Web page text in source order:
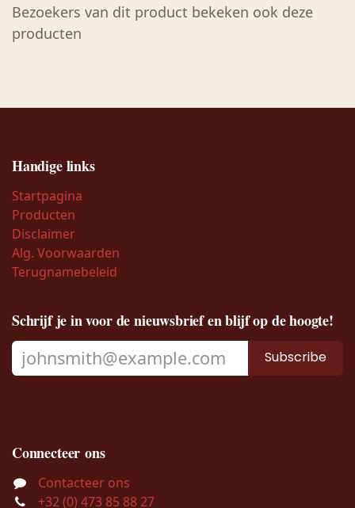
Bezoekers van dit product bekeken ook deze
producten
Handige links
Startpagina
Producten
Disclaimer
Alg. Voorwaarden
Terugnamebeleid
Schrijf je in voor de nieuwsbrief en blijf op de hoogte!
Subscribe
Connecteer ons
Contacteer ons
+32 (0) 473 85 88 27